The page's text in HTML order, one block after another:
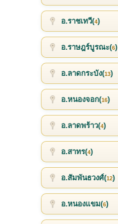
อ.ราชเทวี(4)
อ.ราษฎร์บูรณะ(6)
อ.ลาดกระบัง(13)
อ.หนองจอก(16)
อ.ลาดพร้าว(4)
อ.สาทร(4)
อ.สัมพันธวงศ์(12)
อ.หนองแขม(6)